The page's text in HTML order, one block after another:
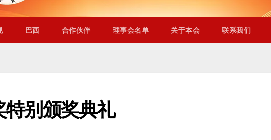
巴西 合作伙伴 理事会名单 关于本会 联系我们
别颁奖典礼